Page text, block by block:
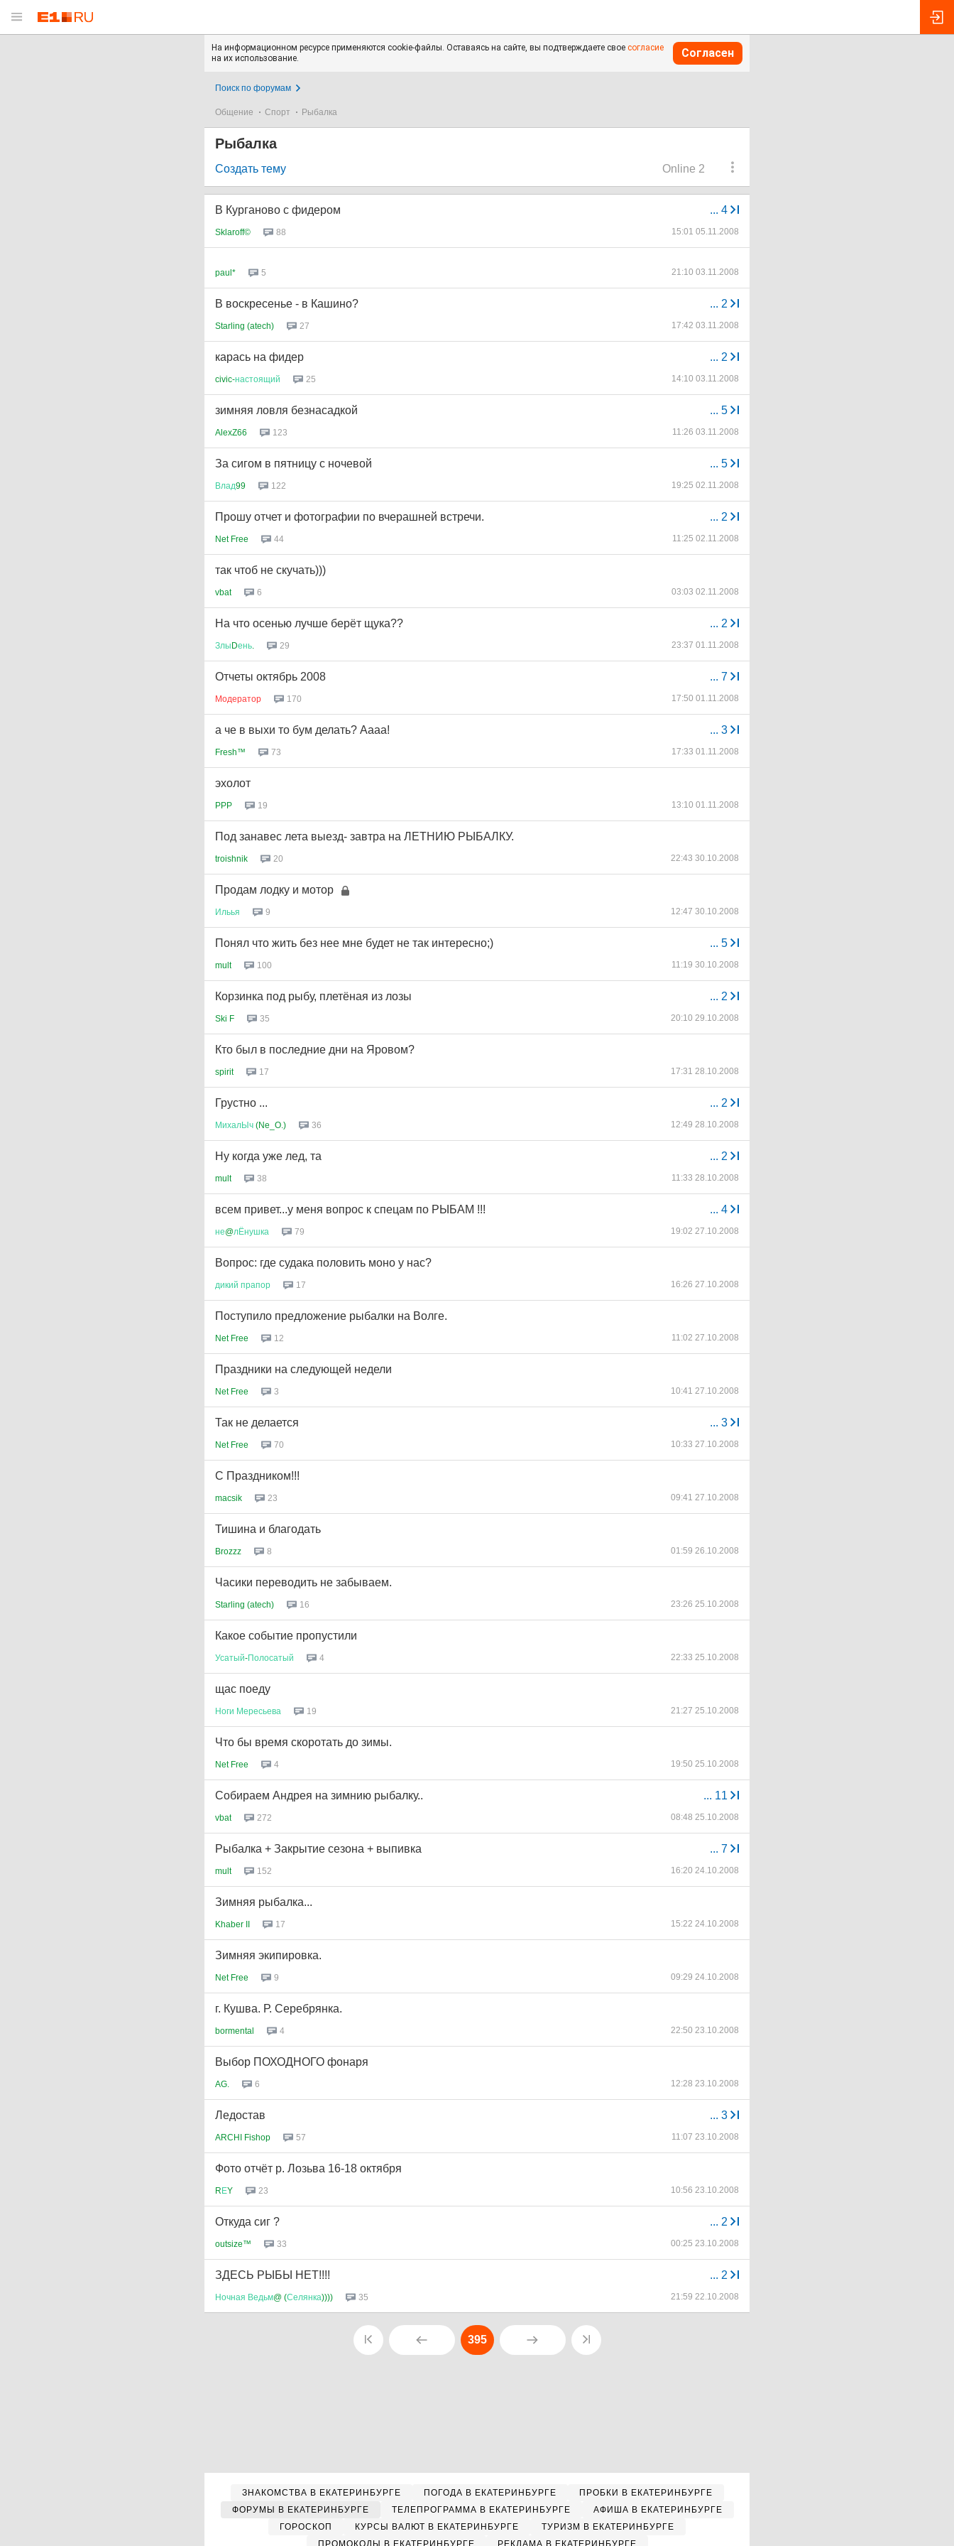
На информационном ресурсе применяются cookie-файлы. Оставаясь на сайте, вы подтверждаете свое согласие
на их использование.
Согласен
Поиск по форумам
Общение Спорт Рыбалка
Рыбалка
Online 2
Создать тему
... 4
В Курганово с фидером
Sklaroff© 88 15:01 05.11.2008
paul* 5 21:10 03.11.2008
... 2
В воскресенье - в Кашино?
Starling (atech) 27 17:42 03.11.2008
... 2
карась на фидер
civic-настоящий 25 14:10 03.11.2008
... 5
зимняя ловля безнасадкой
AlexZ66 123 11:26 03.11.2008
... 5
За сигом в пятницу с ночевой
Влад99 122 19:25 02.11.2008
... 2
Прошу отчет и фотографии по вчерашней встречи.
Net Free 44 11:25 02.11.2008
так чтоб не скучать)))
vbat 6 03:03 02.11.2008
... 2
На что осенью лучше берёт щука??
ЗлыDень 29 23:37 01.11.2008
... 7
Отчеты октябрь 2008
Модератор 170 17:50 01.11.2008
... 3
а че в выхи то бум делать? Аааа!
Fresh™ 73 17:33 01.11.2008
эхолот
PPP 19 13:10 01.11.2008
Под занавес лета выезд- завтра на ЛЕТНИЮ РЫБАЛКУ.
troishnik 20 22:43 30.10.2008
Продам лодку и мотор
Ильья 9 12:47 30.10.2008
... 5
Понял что жить без нее мне будет не так интересно;)
mult 100 11:19 30.10.2008
... 2
Корзинка под рыбу, плетёная из лозы
Ski F 35 20:10 29.10.2008
Кто был в последние дни на Яровом?
spirit 17 17:31 28.10.2008
... 2
Грустно ...
МихалЫч (Ne_O.) 36 12:49 28.10.2008
... 2
Ну когда уже лед, та
mult 38 11:33 28.10.2008
... 4
всем привет...у меня вопрос к спецам по РЫБАМ !!!
не@лЁнушка 79 19:02 27.10.2008
Вопрос: где судака половить моно у нас?
дикий прапор 17 16:26 27.10.2008
Поступило предложение рыбалки на Волге.
Net Free 12 11:02 27.10.2008
Праздники на следующей недели
Net Free 3 10:41 27.10.2008
... 3
Так не делается
Net Free 70 10:33 27.10.2008
С Праздником!!!
macsik 23 09:41 27.10.2008
Тишина и благодать
Brozzz 8 01:59 26.10.2008
Часики переводить не забываем.
Starling (atech) 16 23:26 25.10.2008
Какое событие пропустили
Усатый-Полосатый 4 22:33 25.10.2008
щас поеду
Ноги Мересьева 19 21:27 25.10.2008
Что бы время скоротать до зимы.
Net Free 4 19:50 25.10.2008
... 11
Собираем Андрея на зимнию рыбалку..
vbat 272 08:48 25.10.2008
... 7
Рыбалка + Закрытие сезона + выпивка
mult 152 16:20 24.10.2008
Зимняя рыбалка...
Khaber II 17 15:22 24.10.2008
Зимняя экипировка.
Net Free 9 09:29 24.10.2008
г. Кушва. Р. Серебрянка.
bormental 4 22:50 23.10.2008
Выбор ПОХОДНОГО фонаря
AG. 6 12:28 23.10.2008
... 3
Ледостав
ARCHI Fishop 57 11:07 23.10.2008
Фото отчёт р. Лозьва 16-18 октября
RЕY 23 10:56 23.10.2008
... 2
Откуда сиг ?
outsize™ 33 00:25 23.10.2008
... 2
ЗДЕСЬ РЫБЫ НЕТ!!!!
Ночная Ведьм@ (Селянка)))) 35 21:59 22.10.2008
395
ЗНАКОМСТВА В ЕКАТЕРИНБУРГЕ ПОГОДА В ЕКАТЕРИНБУРГЕ
ПРОБКИ В ЕКАТЕРИНБУРГЕ
ФОРУМЫ В ЕКАТЕРИНБУРГЕ
ТЕЛЕПРОГРАММА В ЕКАТЕРИНБУРГЕ
АФИША В ЕКАТЕРИНБУРГЕ
ГОРОСКОП
КУРСЫ ВАЛЮТ В ЕКАТЕРИНБУРГЕ
ТУРИЗМ В ЕКАТЕРИНБУРГЕ
ПРОМОКОДЫ В ЕКАТЕРИНБУРГЕ
РЕКЛАМА В ЕКАТЕРИНБУРГЕ